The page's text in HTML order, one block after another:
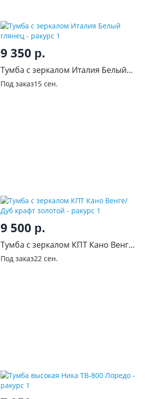
9 350 р.
Тумба с зеркалом Италия Белый
глянец
Под заказ15 сен.
9 500 р.
Тумба с зеркалом КПТ Кано Венге/
Дуб крафт золотой
Под заказ22 сен.